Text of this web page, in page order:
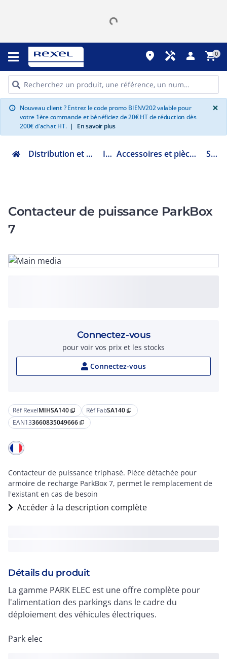
place handyman person shopping_cart0
info Nouveau client ? Entrez le code promo BIENV202 valable pour
votre 1ère commande et bénéficiez de 20€ HT de réduction dès
200€ d'achat HT. | En savoir plus
×
Distribution et gestion de l'énergie IRVE Accessoires et pièces détachées borne AC SA140
Contacteur de puissance ParkBox
7
Réf RexelMIHSA140 content_copy Réf FabSA140 content_copy
EAN133660835049666 content_copy
Contacteur de puissance triphasé. Pièce détachée pour
armoire de recharge ParkBox 7, permet le remplacement de
l'existant en cas de besoin
Accéder à la description complète
Détails du produit
La gamme PARK ELEC est une offre complète pour
l'alimentation des parkings dans le cadre du
déploiement des véhicules électriques.
Park elec
Connectez-vous
pour voir vos prix et les stocks
Connectez-vous